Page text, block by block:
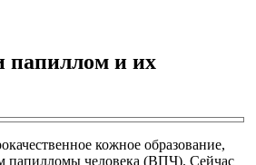
папиллом и их
кожное образование,
папилломы человека (ВПЧ). Сейчас